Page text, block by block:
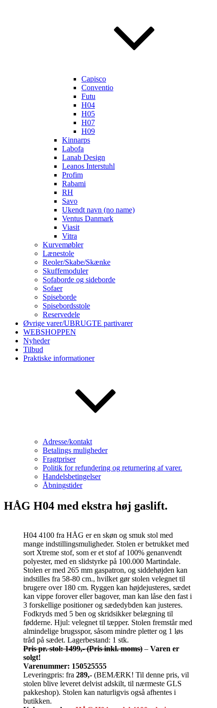
Capisco
Conventio
Futu
H04
H05
H07
H09
Kinnarps
Labofa
Lanab Design
Leanos Interstuhl
Profim
Rabami
RH
Savo
Ukendt navn (no name)
Ventus Danmark
Viasit
Vitra
Kurvemøbler
Lænestole
Reoler/Skabe/Skænke
Skuffemoduler
Sofaborde og sideborde
Sofaer
Spiseborde
Spisebordsstole
Reservedele
Øvrige varer/UBRUGTE partivarer
WEBSHOPPEN
Nyheder
Tilbud
Praktiske informationer
Adresse/kontakt
Betalings muligheder
Fragtpriser
Politik for refundering og returnering af varer.
Handelsbetingelser
Åbningstider
HÅG H04 med ekstra høj gaslift.
H04 4100 fra HÅG er en skøn og smuk stol med
mange indstillingsmuligheder. Stolen er betrukket med
sort Xtreme stof, som er et stof af 100% genanvendt
polyester, med en slidstyrke på 100.000 Martindale.
Stolen er med 265 mm gaspatron, og siddehøjden kan
indstilles fra 58-80 cm., hvilket gør stolen velegnet til
brugere over 180 cm. Ryggen kan højdejusteres, sædet
kan vippe forover eller bagover, man kan låse den fast i
3 forskellige positioner og sædedybden kan justeres.
Fodkryds med 5 ben og skridsikker belægning til
fødderne. Hjul: velegnet til tæpper. Stolen fremstår med
almindelige brugsspor, såsom mindre pletter og 1 løs
tråd på sædet. Lagerbestand: 1 stk.
Pris pr. stol: 1499,- (Pris inkl. moms) – Varen er
solgt!
Varenummer: 150525555
Leveringpris: fra 289,- (BEMÆRK! Til denne pris, vil
stolen blive leveret delvist adskilt, til nærmeste GLS
pakkeshop). Stolen kan naturligvis også afhentes i
butikken.